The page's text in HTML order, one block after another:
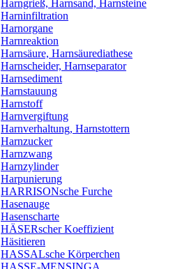
Harngrieß, Harnsand, Harnsteine
Harninfiltration
Harnorgane
Harnreaktion
Harnsäure, Harnsäurediathese
Harnscheider, Harnseparator
Harnsediment
Harnstauung
Harnstoff
Harnvergiftung
Harnverhaltung, Harnstottern
Harnzucker
Harnzwang
Harnzylinder
Harpunierung
HARRISONsche Furche
Hasenauge
Hasenscharte
HÄSERscher Koeffizient
Häsitieren
HASSALsche Körperchen
HASSE-MENSINGA